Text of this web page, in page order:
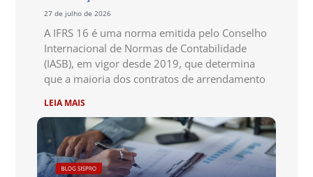
27 de julho de 2026
A IFRS 16 é uma norma emitida pelo Conselho
Internacional de Normas de Contabilidade
(IASB), em vigor desde 2019, que determina
que a maioria dos contratos de arrendamento
LEIA MAIS